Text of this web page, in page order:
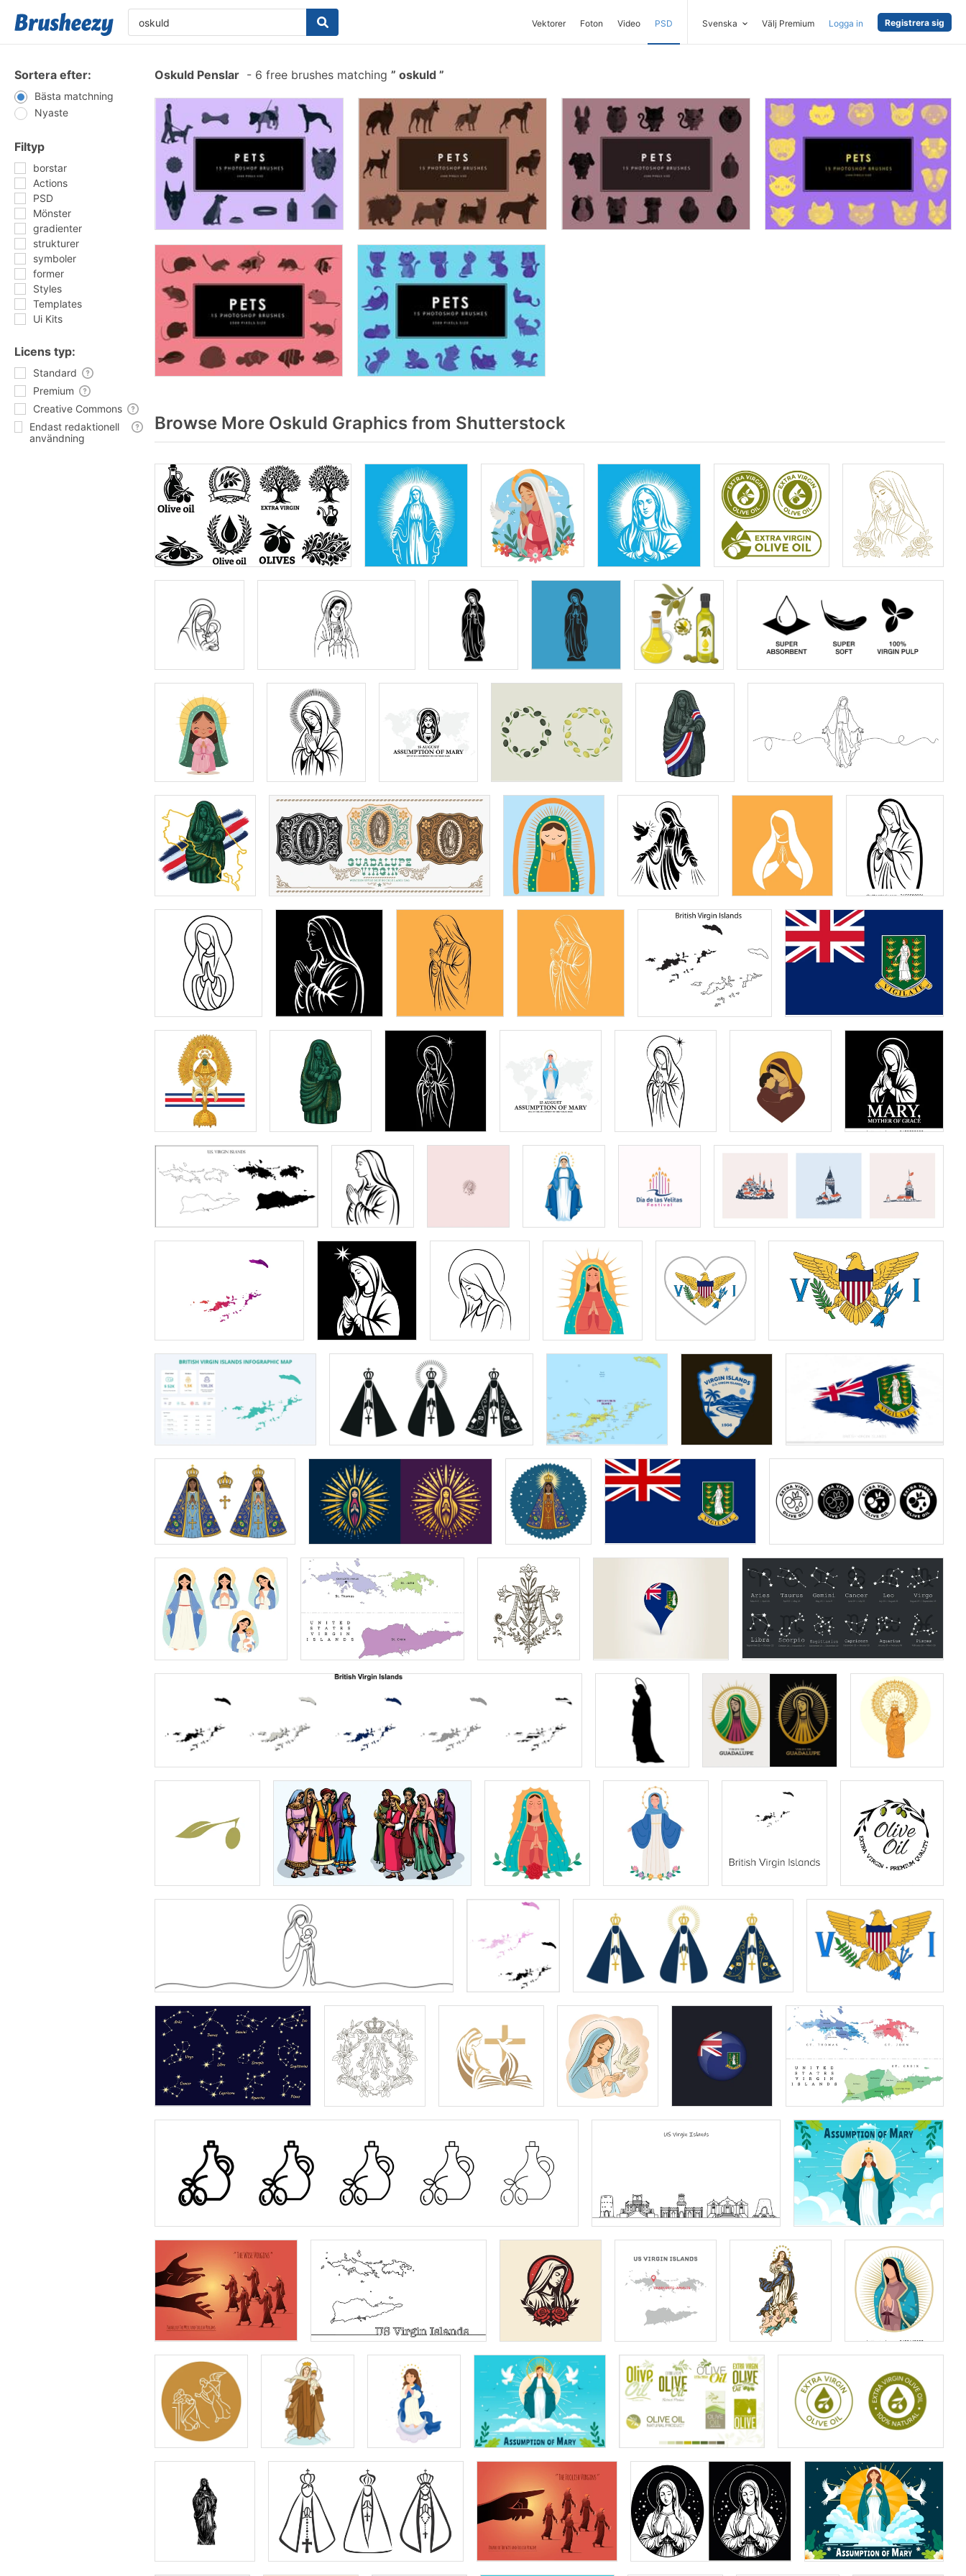
Vektorer Foton Video PSD Svenska Välj Premium Logga in Registrera sig
Sortera efter:
Bästa matchning
Nyaste
Filtyp
borstar
Actions
PSD
Mönster
gradienter
strukturer
symboler
former
Styles
Templates
Ui Kits
Licens typ:
Standard
Premium
Creative Commons
Endast redaktionell
användning
Oskuld Penslar - 6 free brushes matching oskuld
Browse More Oskuld Graphics from Shutterstock